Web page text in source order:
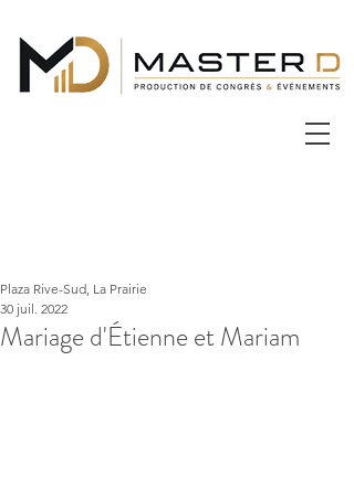
Mariage d'Étienne et Mariam
Plaza Rive-Sud, La Prairie
30 juil. 2022